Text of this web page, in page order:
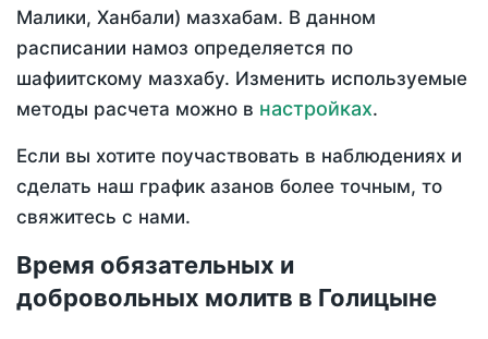
Малики, Ханбали) мазхабам. В данном
расписании намоз определяется по
шафиитскому мазхабу. Изменить используемые
методы расчета можно в настройках.
Если вы хотите поучаствовать в наблюдениях и
сделать наш график азанов более точным, то
свяжитесь с нами.
Время обязательных и
добровольных молитв в Голицыне